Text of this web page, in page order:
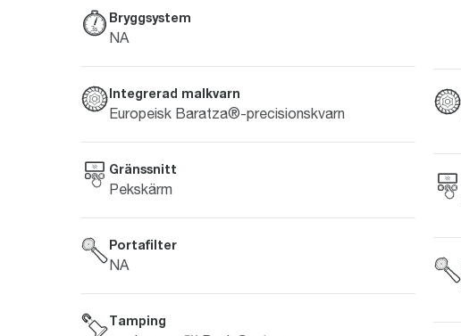
Bryggsystem
NA
Integrerad malkvarn
Europeisk Baratza®-precisionskvarn
Gränssnitt
Pekskärm
Portafilter
NA
Tamping